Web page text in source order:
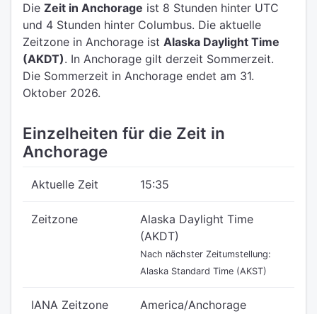
Die Zeit in Anchorage ist 8 Stunden hinter UTC
und 4 Stunden hinter Columbus. Die aktuelle
Zeitzone in Anchorage ist Alaska Daylight Time
(AKDT). In Anchorage gilt derzeit Sommerzeit.
Die Sommerzeit in Anchorage endet am 31.
Oktober 2026.
Einzelheiten für die Zeit in
Anchorage
Aktuelle Zeit 15:35
Zeitzone
Alaska Daylight Time
(AKDT)
Nach nächster Zeitumstellung:
Alaska Standard Time (AKST)
IANA Zeitzone America/Anchorage